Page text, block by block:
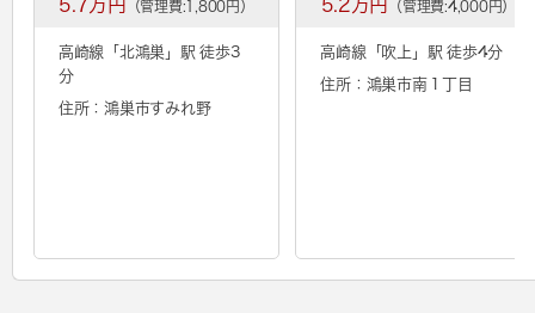
5.7万円 （管理費:1,800円）
高崎線「 北鴻巣 」駅 徒歩3
分
住所：鴻巣市すみれ野
5.2万円 （管理費:4,000円）
高崎線「 吹上 」駅 徒歩4分
住所：鴻巣市南１丁目